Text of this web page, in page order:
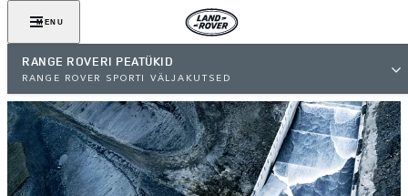
MENU
RANGE ROVERI PEATÜKID
RANGE ROVER SPORTI VÄLJAKUTSED